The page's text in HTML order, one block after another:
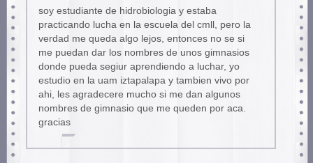
soy estudiante de hidrobiologia y estaba
practicando lucha en la escuela del cmll, pero la
verdad me queda algo lejos, entonces no se si
me puedan dar los nombres de unos gimnasios
donde pueda segiur aprendiendo a luchar, yo
estudio en la uam iztapalapa y tambien vivo por
ahi, les agradecere mucho si me dan algunos
nombres de gimnasio que me queden por aca.
gracias